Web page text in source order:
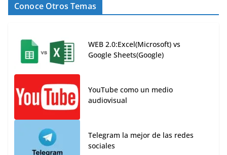
Conoce Otros Temas
WEB 2.0:Excel(Microsoft) vs
Google Sheets(Google)
YouTube como un medio
audiovisual
Telegram la mejor de las redes
sociales